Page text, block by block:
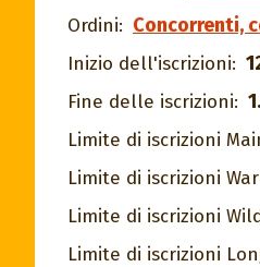
Ordini: Concorrenti,
Inizio dell'iscrizioni:
Fine delle iscrizioni:
Limite di iscrizioni
Limite di iscrizioni
Limite di iscrizioni
Limite di iscrizioni